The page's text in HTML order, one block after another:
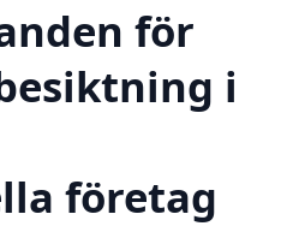
för
i
företag